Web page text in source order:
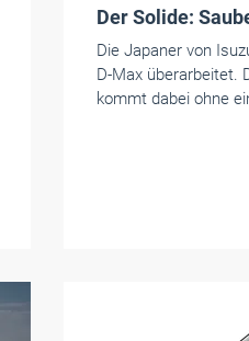
Der Solide:
Die Japaner von
D-Max überarbeitet.
kommt dabei ohne